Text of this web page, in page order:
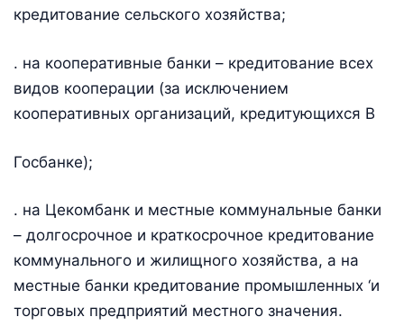
кредитование сельского хозяйства;
. на кооперативные банки – кредитование всех
видов кооперации (за исключением
кооперативных организаций, кредитующихся В
Госбанке);
. на Цекомбанк и местные коммунальные банки
– долгосрочное и краткосрочное кредитование
коммунального и жилищного хозяйства, а на
местные банки кредитование промышленных ‘и
торговых предприятий местного значения.